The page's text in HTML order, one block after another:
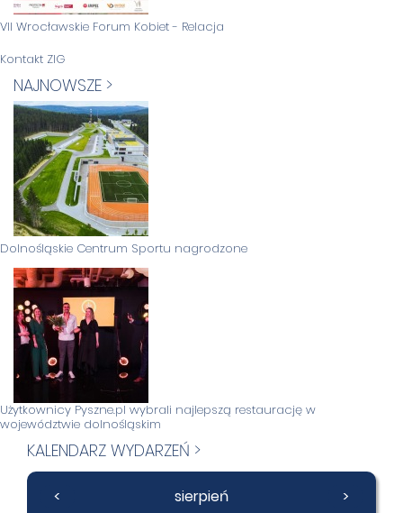
VII Wrocławskie Forum Kobiet - Relacja
Kontakt ZIG
NAJNOWSZE >
Dolnośląskie Centrum Sportu nagrodzone
Użytkownicy Pyszne.pl wybrali najlepszą restaurację w
województwie dolnośląskim
KALENDARZ WYDARZEŃ >
< sierpień
>